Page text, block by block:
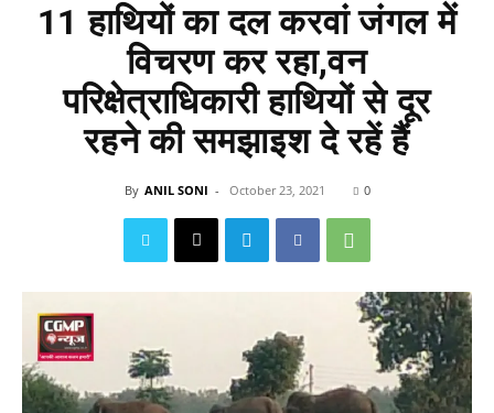
11 हाथियों का दल करवां जंगल में
विचरण कर रहा,वन
परिक्षेत्राधिकारी हाथियों से दूर
रहने की समझाइश दे रहें हैं
By ANIL SONI - October 23, 2021 0